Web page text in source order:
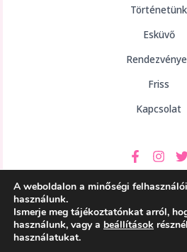
Történetünk
Esküvő
Friss
Kapcsolat
Copyright © 2026
A weboldalon a minőségi
használunk.
Ismerje meg tájékoztatónkat arról,
használunk, vagy a beállítások
használatukat.